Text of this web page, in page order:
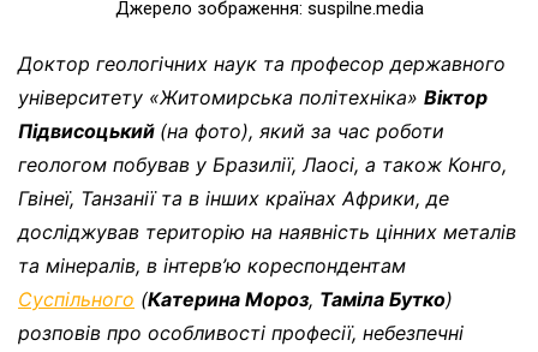
Джерело зображення: suspilne.media
Доктор геологічних наук та професор державного
університету «Житомирська політехніка» Віктор
Підвисоцький (на фото), який за час роботи
геологом побував у Бразилії, Лаосі, а також Конго,
Гвінеї, Танзанії та в інших країнах Африки, де
досліджував територію на наявність цінних металів
та мінералів, в інтерв’ю кореспондентам
Суспільного (Катерина Мороз, Таміла Бутко)
розповів про особливості професії, небезпечні